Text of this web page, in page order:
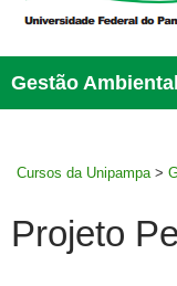
Gestão Ambiental
Cursos da Unipampa >
Projeto